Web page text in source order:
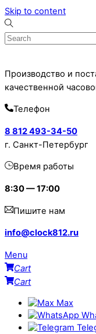
Skip to content
Производство и
качественной
Телефон
8 812 493-34-50
г. Санкт-Петербург
Время работы
8:30 — 17:00
Пишите нам
info@clock812.ru
Menu
Cart
Cart
Max